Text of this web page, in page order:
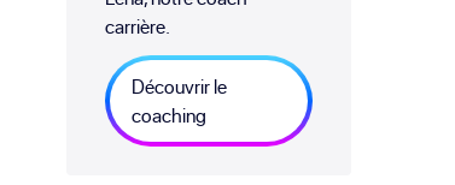
carrière.
Découvrir le
coaching